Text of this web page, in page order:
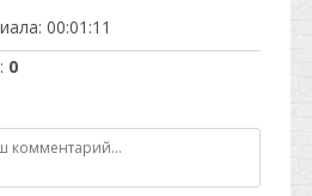
: 00:01:11
: 0